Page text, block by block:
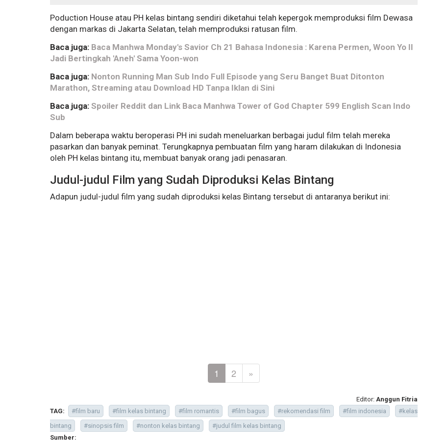
Poduction House atau PH kelas bintang sendiri diketahui telah kepergok memproduksi film Dewasa
dengan markas di Jakarta Selatan, telah memproduksi ratusan film.
Baca juga: Baca Manhwa Monday's Savior Ch 21 Bahasa Indonesia : Karena Permen, Woon Yo Il
Jadi Bertingkah 'Aneh' Sama Yoon-won
Baca juga: Nonton Running Man Sub Indo Full Episode yang Seru Banget Buat Ditonton
Marathon, Streaming atau Download HD Tanpa Iklan di Sini
Baca juga: Spoiler Reddit dan Link Baca Manhwa Tower of God Chapter 599 English Scan Indo
Sub
Dalam beberapa waktu beroperasi PH ini sudah meneluarkan berbagai judul film telah mereka
pasarkan dan banyak peminat. Terungkapnya pembuatan film yang haram dilakukan di Indonesia
oleh PH kelas bintang itu, membuat banyak orang jadi penasaran.
Judul-judul Film yang Sudah Diproduksi Kelas Bintang
Adapun judul-judul film yang sudah diproduksi kelas Bintang tersebut di antaranya berikut ini:
1 2 »
Editor: Anggun Fitria
TAG:
#film baru #film kelas bintang #film romantis #film bagus #rekomendasi film #film indonesia
#kelas
bintang
#sinopsis film #nonton kelas bintang
#judul film kelas bintang
Sumber: